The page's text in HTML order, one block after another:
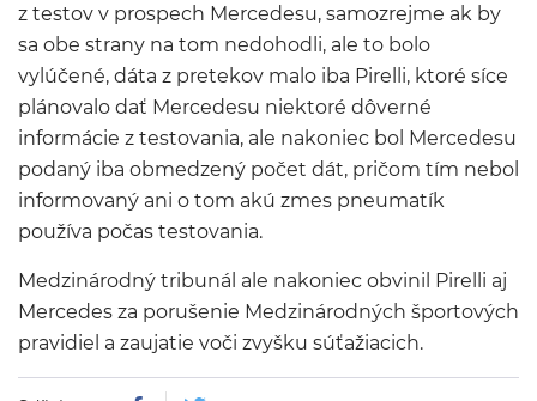
z testov v prospech Mercedesu, samozrejme ak by
sa obe strany na tom nedohodli, ale to bolo
vylúčené, dáta z pretekov malo iba Pirelli, ktoré síce
plánovalo dať Mercedesu niektoré dôverné
informácie z testovania, ale nakoniec bol Mercedesu
podaný iba obmedzený počet dát, pričom tím nebol
informovaný ani o tom akú zmes pneumatík
používa počas testovania.
Medzinárodný tribunál ale nakoniec obvinil Pirelli aj
Mercedes za porušenie Medzinárodných športových
pravidiel a zaujatie voči zvyšku súťažiacich.